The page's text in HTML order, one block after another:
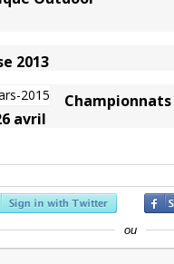
2013
avril
ou